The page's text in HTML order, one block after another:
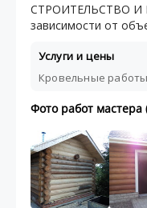
СТРОИТЕЛЬСТВО И
зависимости от
Услуги и цены
Кровельные работы
Фото работ мастера